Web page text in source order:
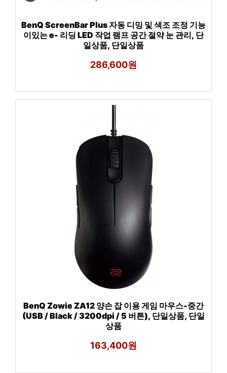
BenQ ScreenBar Plus 자동 디밍 및 색조 조정 기능
이있는 e- 리딩 LED 작업 램프 공간 절약 눈 관리, 단
일상품, 단일상품
286,600원
BenQ Zowie ZA12 양손 잡 이용 게임 마우스-중간
(USB / Black / 3200dpi / 5 버튼), 단일상품, 단일
상품
163,400원